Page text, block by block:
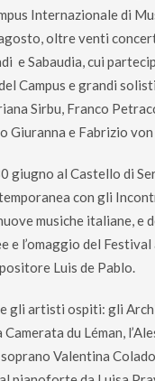
Internazionale di
oltre venti
e Sabaudia, cui
Campus e grandi
Sirbu, Franco
Giuranna e Fabrizio
giugno al Castello di
con gli
musiche italiane, e
e l’omaggio del
Luis de Pablo.
gli artisti ospiti: gli
Camerata du Léman,
Valentina